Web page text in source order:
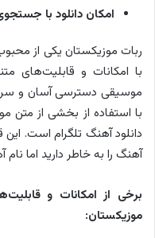
امکان دانلود با
ربات موزیکستان یکی از
با امکانات و قابلیت‌های
موسیقی دسترسی آسان و
با استفاده از بخشی از متن
دانلود آهنگ تلگرام است.
آهنگ را به خاطر دارید اما
برخی از امکانات و
موزیکستان: